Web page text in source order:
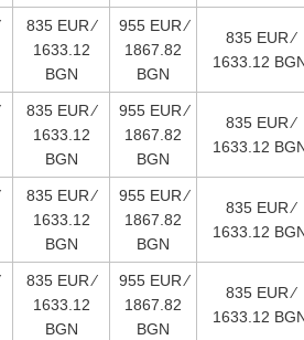
835 EUR ∕
1633.12
BGN
955 EUR ∕
1867.82
BGN
835 EUR ∕
1633.12
835 EUR ∕
1633.12
BGN
955 EUR ∕
1867.82
BGN
835 EUR ∕
1633.12
835 EUR ∕
1633.12
BGN
955 EUR ∕
1867.82
BGN
835 EUR ∕
1633.12
835 EUR ∕
1633.12
BGN
955 EUR ∕
1867.82
BGN
835 EUR ∕
1633.12